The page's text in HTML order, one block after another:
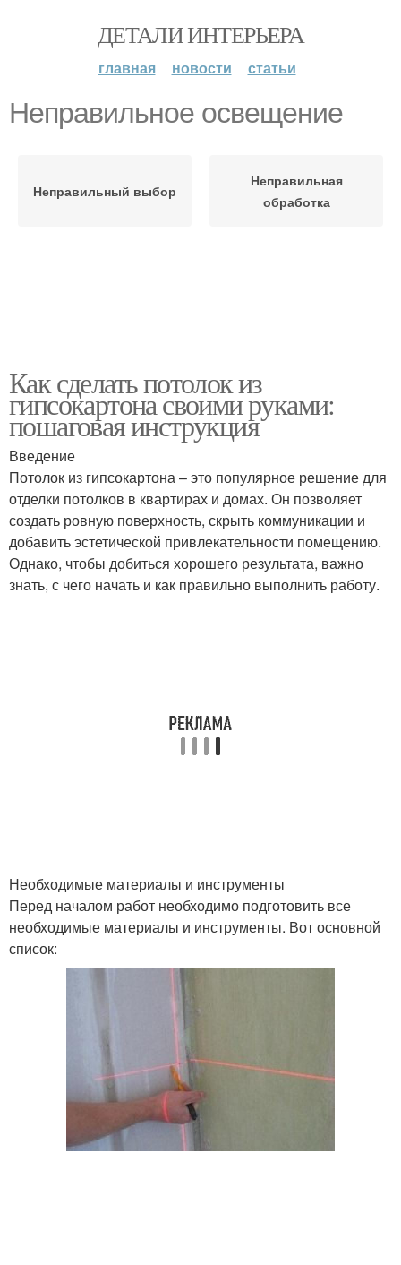
ДЕТАЛИ ИНТЕРЬЕРА
главная новости статьи
Неправильное освещение
Неправильный выбор
Неправильная
обработка
Как сделать потолок из
гипсокартона своими руками:
пошаговая инструкция
Введение
Потолок из гипсокартона – это популярное решение для
отделки потолков в квартирах и домах. Он позволяет
создать ровную поверхность, скрыть коммуникации и
добавить эстетической привлекательности помещению.
Однако, чтобы добиться хорошего результата, важно
знать, с чего начать и как правильно выполнить работу.
Необходимые материалы и инструменты
Перед началом работ необходимо подготовить все
необходимые материалы и инструменты. Вот основной
список: